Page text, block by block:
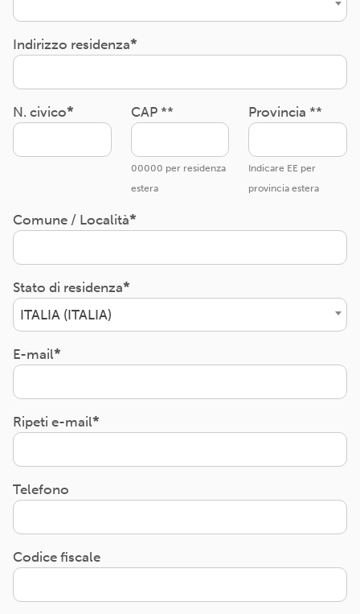
Indirizzo residenza
N. civico CAP **
00000 per residenza
estera
Provincia **
Indicare EE per
provincia estera
Comune / Località
Stato di residenza
ITALIA (ITALIA)
E-mail
Ripeti e-mail
Telefono
Codice fiscale